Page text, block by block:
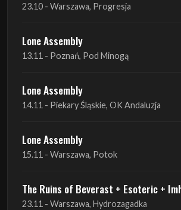
23.10 - Warszawa, Progresja
Lone Assembly
13.11 - Poznań, Pod Minogą
Lone Assembly
14.11 - Piekary Śląskie, OK Andaluzja
Lone Assembly
15.11 - Warszawa, Potok
The Ruins of Beverast + Esoteric +
23.11 - Warszawa, Hydrozagadka